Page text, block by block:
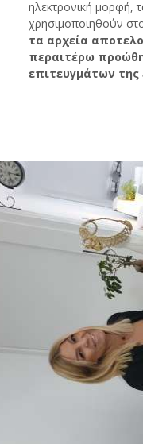
ηλεκτρονική μορφή,
χρησιμοποιηθούν
τα αρχεία
περαιτέρω
επιτευγμάτων της